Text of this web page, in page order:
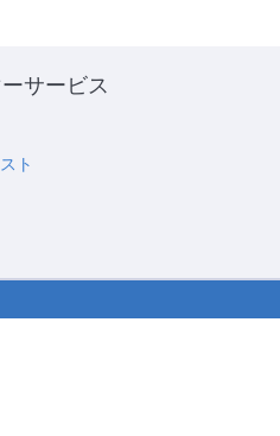
サービス
ト